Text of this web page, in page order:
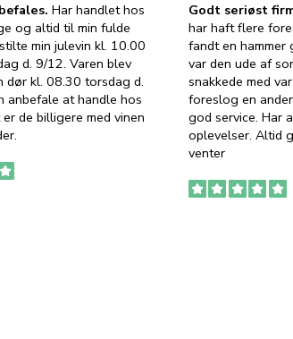
Har handlet hos
og altid til min fulde
min julevin kl. 10.00
d. 9/12. Varen blev
dør kl. 08.30 torsdag d.
anbefale at handle hos
de billigere med vinen
Godt seriøst
har haft flere
fandt en hammer
var den ude af
snakkede med
foreslog en
god service. Har
oplevelser. Altid
venter